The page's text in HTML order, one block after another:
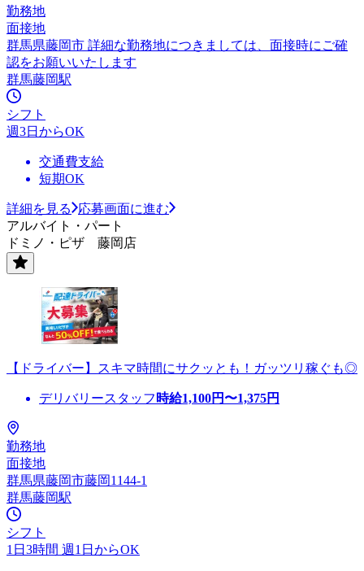
勤務地
面接地
群馬県藤岡市 詳細な勤務地につきましては、面接時にご確
認をお願いいたします
群馬藤岡駅
シフト
週3日からOK
交通費支給
短期OK
詳細を見る
応募画面に進む
アルバイト・パート
ドミノ・ピザ 藤岡店
【ドライバー】スキマ時間にサクッとも！ガッツリ稼ぐも◎
デリバリースタッフ 時給1,100円〜1,375円
勤務地
面接地
群馬県藤岡市藤岡1144-1
群馬藤岡駅
シフト
1日3時間 週1日からOK